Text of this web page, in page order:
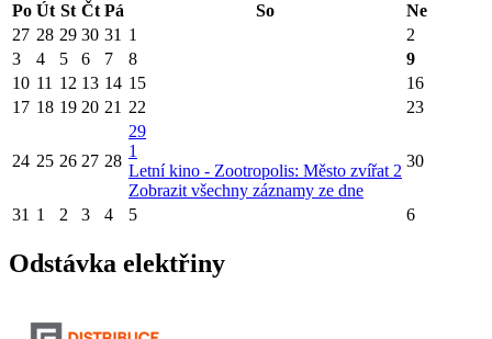
Po Út St Čt Pá So
Ne
27 28 29 30 31 1
2
3
4 5 6 7 8
9
10 11 12 13 14 15
16
17 18 19 20 21 22 23
24 25 26 27 28
29
1
Letní kino - Zootropolis: Město zvířat 2
Zobrazit všechny záznamy ze dne
30
31 1 2 3 4 5 6
Odstávka elektřiny